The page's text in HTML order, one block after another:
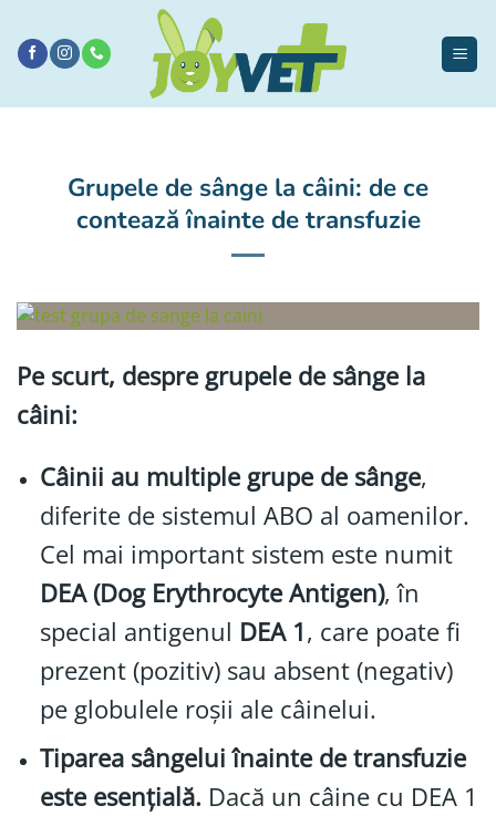
conținut
Grupele de sânge la câini: de ce
contează înainte de transfuzie
Pe scurt, despre grupele de sânge la
câini:
Câinii au multiple grupe de sânge,
diferite de sistemul ABO al oamenilor.
Cel mai important sistem este numit
DEA (Dog Erythrocyte Antigen), în
special antigenul DEA 1, care poate fi
prezent (pozitiv) sau absent (negativ)
pe globulele roșii ale câinelui.
Tiparea sângelui înainte de transfuzie
este esențială. Dacă un câine cu DEA 1